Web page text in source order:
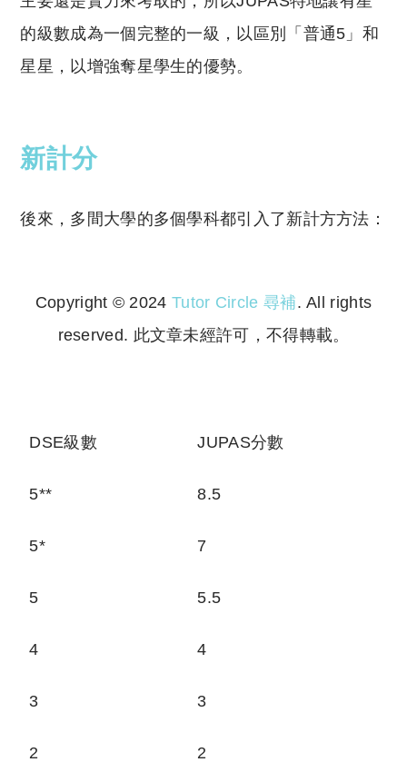
的級數成為一個完整的一級，以區別「普通5」和
星星，以增強奪星學生的優勢。
新計分
後來，多間大學的多個學科都引入了新計方方法：
Copyright © 2024 Tutor Circle 尋補. All rights
reserved. 此文章未經許可，不得轉載。
DSE級數 JUPAS分數
5** 8.5
5* 7
5 5.5
4 4
3 3
2 2